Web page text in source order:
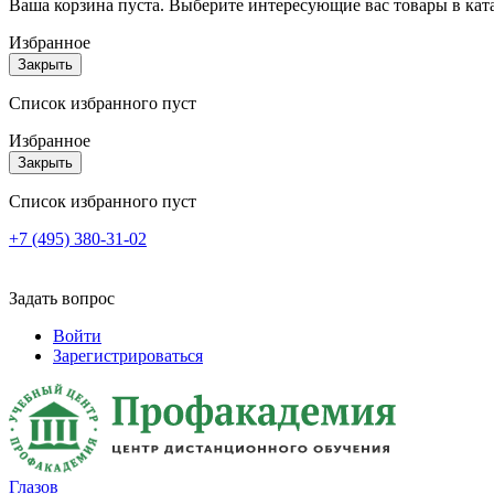
Ваша корзина пуста. Выберите интересующие вас товары в
Избранное
Закрыть
Список избранного пуст
Избранное
Закрыть
Список избранного пуст
+7 (495) 380-31-02
Задать вопрос
Войти
Зарегистрироваться
Глазов